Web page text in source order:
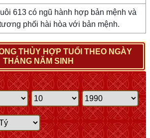
613 có ngũ hành hợp bản mệnh và
phối hài hòa với bản mệnh.
THỦY HỢP TUỔI THEO NGÀY
THÁNG NĂM SINH